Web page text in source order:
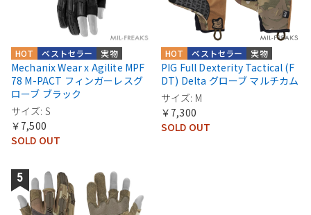
実物
ベストセラー
HOT
Mechanix Wear x Agilite MPF
78 M-PACT フィンガーレスグ
ローブ ブラック
サイズ: S
￥7,500
SOLD OUT
実物
ベストセラー
HOT
PIG Full Dexterity Tactical (F
DT) Delta グローブ マルチカム
サイズ: M
￥7,300
SOLD OUT